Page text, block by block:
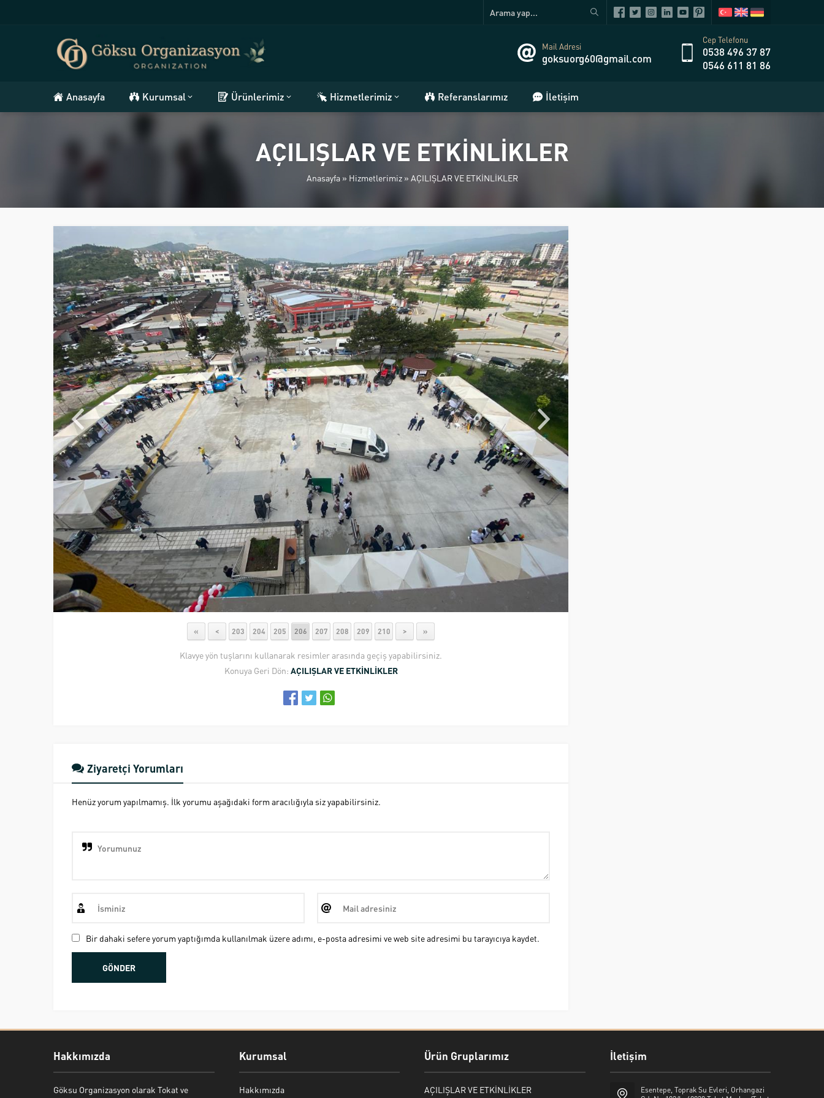
Mail Adresi
goksuorg60@gmail.com
Cep Telefonu
0538 496 37 87
0546 611 81 86
Anasayfa Kurumsal Ürünlerimiz Hizmetlerimiz Referanslarımız İletişim
AÇILIŞLAR VE ETKİNLİKLER
Anasayfa» Hizmetlerimiz» AÇILIŞLAR VE ETKİNLİKLER
« < 203 204 205 206 207 208 209 210 > »
Klavye yön tuşlarını kullanarak resimler arasında geçiş yapabilirsiniz.
Konuya Geri Dön: AÇILIŞLAR VE ETKİNLİKLER
Ziyaretçi Yorumları
Henüz yorum yapılmamış. İlk yorumu aşağıdaki form aracılığıyla siz yapabilirsiniz.
Bir dahaki sefere yorum yaptığımda kullanılmak üzere adımı, e-posta adresimi ve web site adresimi bu tarayıcıya kaydet.
Hakkımızda
Göksu Organizasyon olarak Tokat ve
Kurumsal
Hakkımızda
Ürün Gruplarımız
AÇILIŞLAR VE ETKİNLİKLER
İletişim
Esentepe, Toprak Su Evleri, Orhangazi
Bekir Kiper